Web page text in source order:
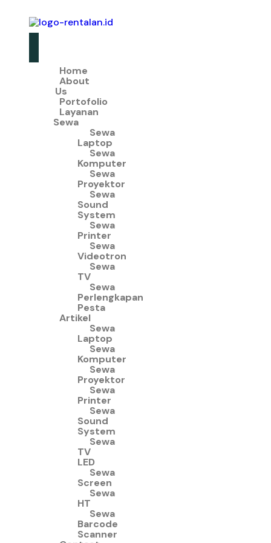
Home
About
Us
Portofolio
Layanan
Sewa
Sewa
Laptop
Sewa
Komputer
Sewa
Proyektor
Sewa
Sound
System
Sewa
Printer
Sewa
Videotron
Sewa
TV
Sewa
Perlengkapan
Pesta
Artikel
Sewa
Laptop
Sewa
Komputer
Sewa
Proyektor
Sewa
Printer
Sewa
Sound
System
Sewa
TV
LED
Sewa
Screen
Sewa
HT
Sewa
Barcode
Scanner